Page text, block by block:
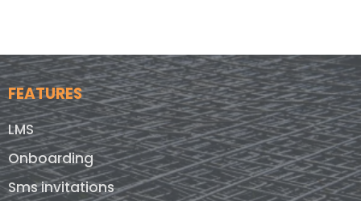
FEATURES
LMS
Onboarding
Sms invitations